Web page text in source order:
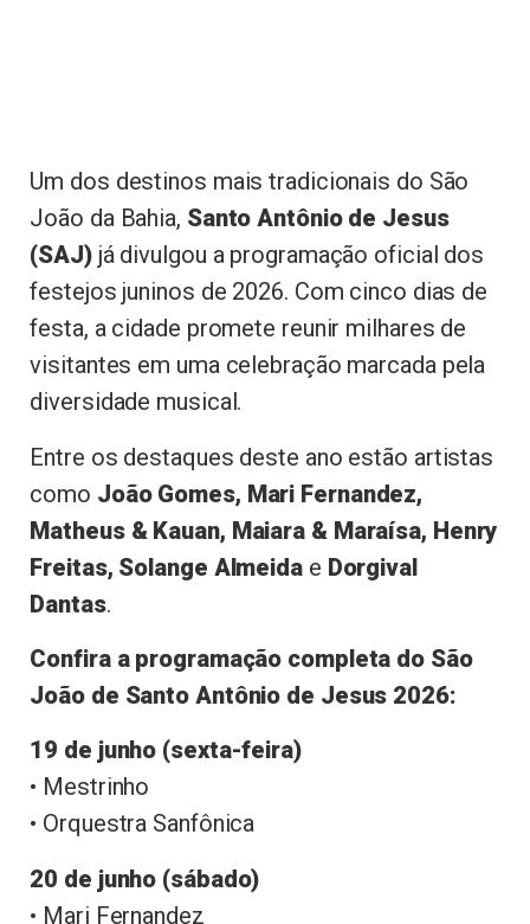
Um dos destinos mais tradicionais do São
João da Bahia, Santo Antônio de Jesus
(SAJ)já divulgou a programação oficial dos
festejos juninos de 2026. Com cinco dias de
festa, a cidade promete reunir milhares de
visitantes em uma celebração marcada pela
diversidade musical.
Entre os destaques deste ano estão artistas
como João Gomes, Mari Fernandez,
Matheus & Kauan, Maiara & Maraísa, Henry
Freitas, Solange Almeidae Dorgival
Dantas.
Confira a programação completa do São
João de Santo Antônio de Jesus 2026:
19 de junho (sexta-feira)
• Mestrinho
• Orquestra Sanfônica
20 de junho (sábado)
• Mari Fernandez